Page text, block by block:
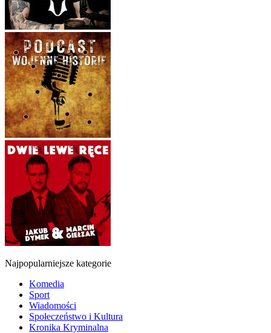
Najpopularniejsze kategorie
Komedia
Sport
Wiadomości
Społeczeństwo i Kultura
Kronika Kryminalna